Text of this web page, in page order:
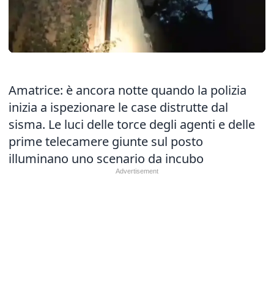
Amatrice: è ancora notte quando la polizia
inizia a ispezionare le case distrutte dal
sisma. Le luci delle torce degli agenti e delle
prime telecamere giunte sul posto
illuminano uno scenario da incubo